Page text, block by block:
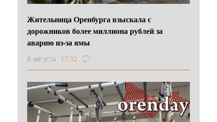
Жительница Оренбурга взыскала с
дорожников более миллиона рублей за
аварию из-за ямы
8 августа 17:32